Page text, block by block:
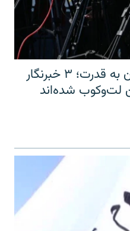
یک سالگی بازگشت طالبان به قدرت؛ ۳ خبرنگار